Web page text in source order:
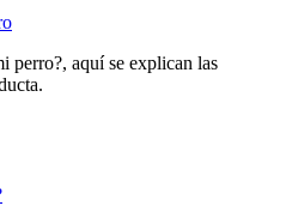
perro?, aquí se explican las